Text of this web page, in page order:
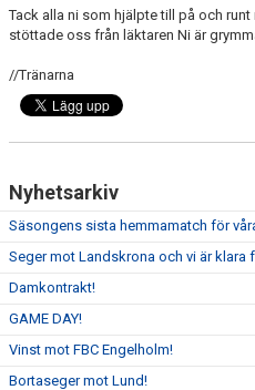
Tack alla ni som hjälpte till på och
stöttade oss från läktaren Ni är
//Tränarna
Nyhetsarkiv
Säsongens sista hemmamatch för
Seger mot Landskrona och vi är klara
Damkontrakt!
GAME DAY!
Vinst mot FBC Engelholm!
Bortaseger mot Lund!